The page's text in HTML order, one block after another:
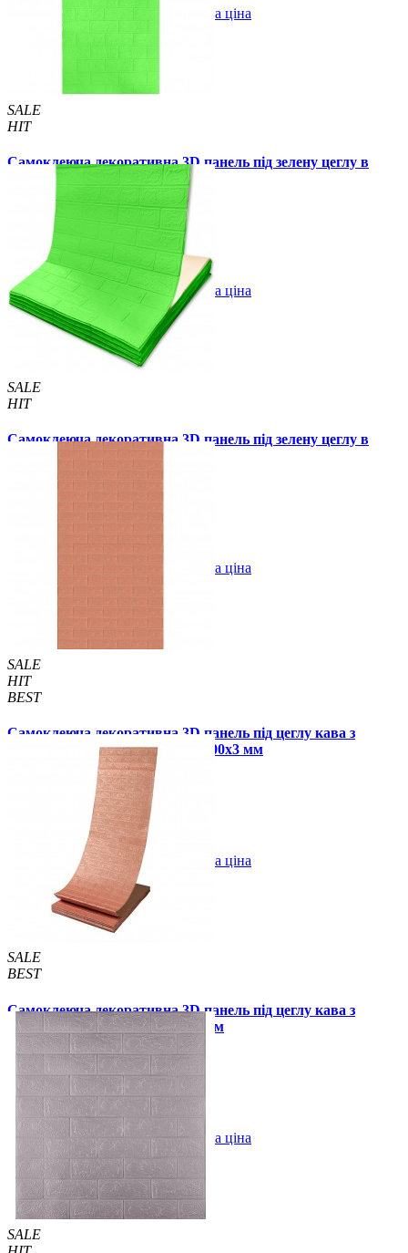
Купити Оптова ціна
SALE
HIT
Самоклеюча декоративна 3D панель під зелену цеглу в
рулоні 20м 20000x700x3 мм
1850 грн.
В закладки Оптова ціна
SALE
HIT
Самоклеюча декоративна 3D панель під зелену цеглу в
рулоні 3080x700x3 мм
450 грн.
Оптова ціна
SALE
HIT
BEST
Самоклеюча декоративна 3D панель під цеглу кава з
молоком в рулоні 20 м 20000x700x3 мм
2899 грн. /шт
Купити В закладки Оптова ціна
SALE
BEST
Самоклеюча декоративна 3D панель під цеглу кава з
молоком в рулоні 3080x700x3 мм
299 грн. /шт 450 грн. /шт
Купити В закладки Оптова ціна
SALE